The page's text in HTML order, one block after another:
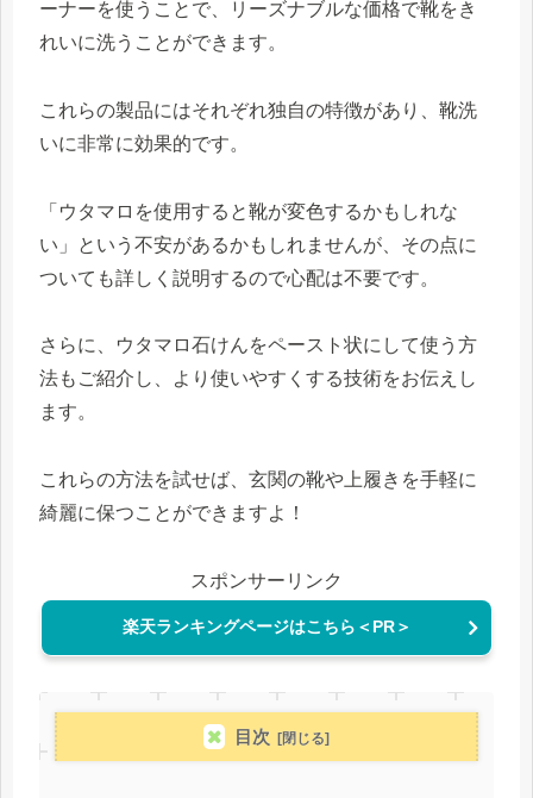
ーナーを使うことで、リーズナブルな価格で靴をき
れいに洗うことができます。
これらの製品にはそれぞれ独自の特徴があり、靴洗
いに非常に効果的です。
「ウタマロを使用すると靴が変色するかもしれな
い」という不安があるかもしれませんが、その点に
ついても詳しく説明するので心配は不要です。
さらに、ウタマロ石けんをペースト状にして使う方
法もご紹介し、より使いやすくする技術をお伝えし
ます。
これらの方法を試せば、玄関の靴や上履きを手軽に
綺麗に保つことができますよ！
スポンサーリンク
楽天ランキングページはこちら＜PR＞
目次